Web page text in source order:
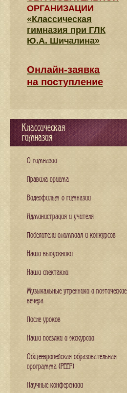
ОРГАНИЗАЦИИ
«Классическая
гимназия при ГЛК
Ю.А. Шичалина»
Онлайн-заявка
на поступление
Классическая
гимназия
О гимназии
Правила приема
Видеофильм о гимназии
Администрация и учителя
Победители олимпиад и конкурсов
Наши выпускники
Наши спектакли
Музыкальные утренники и поэтические
вечера
После уроков
Наши поездки и экскурсии
Общеевропейская образовательная
программа (PEEP)
Научные конференции